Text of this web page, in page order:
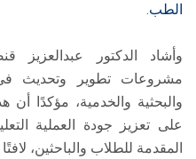
الطب.
وأشاد الدكتور عبدالعزيز
مشروعات تطوير وتحديث في
والبحثية والخدمية، مؤكدًا
على تعزيز جودة العملية
المقدمة للطلاب والباحثين،